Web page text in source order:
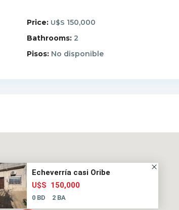
Price: U$S 150,000
Bathrooms: 2
Pisos: No disponible
Echeverría casi Oribe
U$S 150,000
0 BD 2 BA